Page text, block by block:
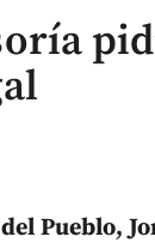
Pueblo,